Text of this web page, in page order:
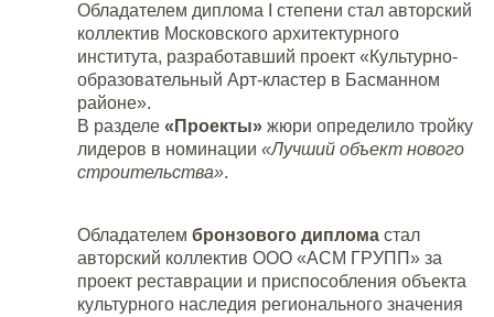
Обладателем диплома I степени стал авторский
коллектив Московского архитектурного
института, разработавший проект «Культурно-
образовательный Арт-кластер в Басманном
районе».
В разделе «Проекты» жюри определило тройку
лидеров в номинации «Лучший объект нового
строительства».
Обладателем бронзового диплома стал
авторский коллектив ООО «АСМ ГРУПП» за
проект реставрации и приспособления объекта
культурного наследия регионального значения